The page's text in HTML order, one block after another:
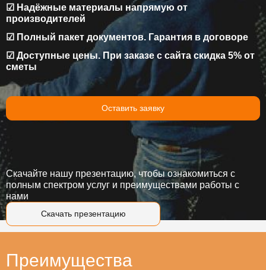
☑ Надёжные материалы напрямую от
производителей
☑ Полный пакет документов. Гарантия в договоре
☑ Доступные цены. При заказе с сайта скидка 5% от
сметы
Оставить заявку
Скачать презентацию
Скачайте нашу презентацию, чтобы ознакомиться с
полным спектром услуг и преимуществами работы с
нами
Преимущества